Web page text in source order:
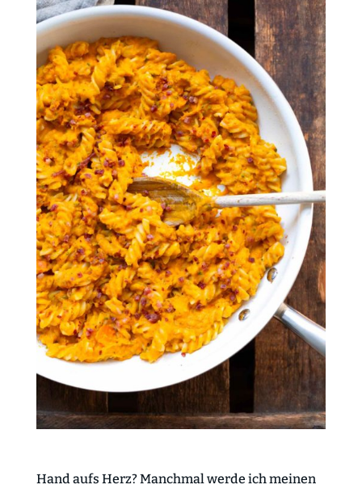
Hand aufs Herz? Manchmal werde ich meinen